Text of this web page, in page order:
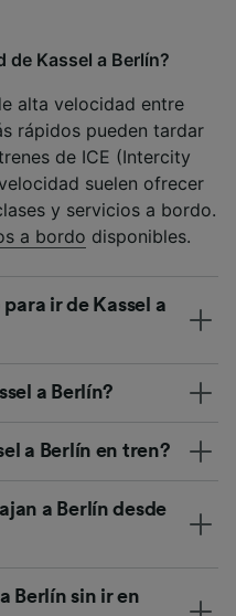
de Kassel a Berlín?
alta velocidad entre
rápidos pueden tardar
de ICE (Intercity
suelen ofrecer
y servicios a bordo.
a bordo disponibles.
ir de Kassel a
a Berlín?
a Berlín en tren?
a Berlín desde
Berlín sin ir en